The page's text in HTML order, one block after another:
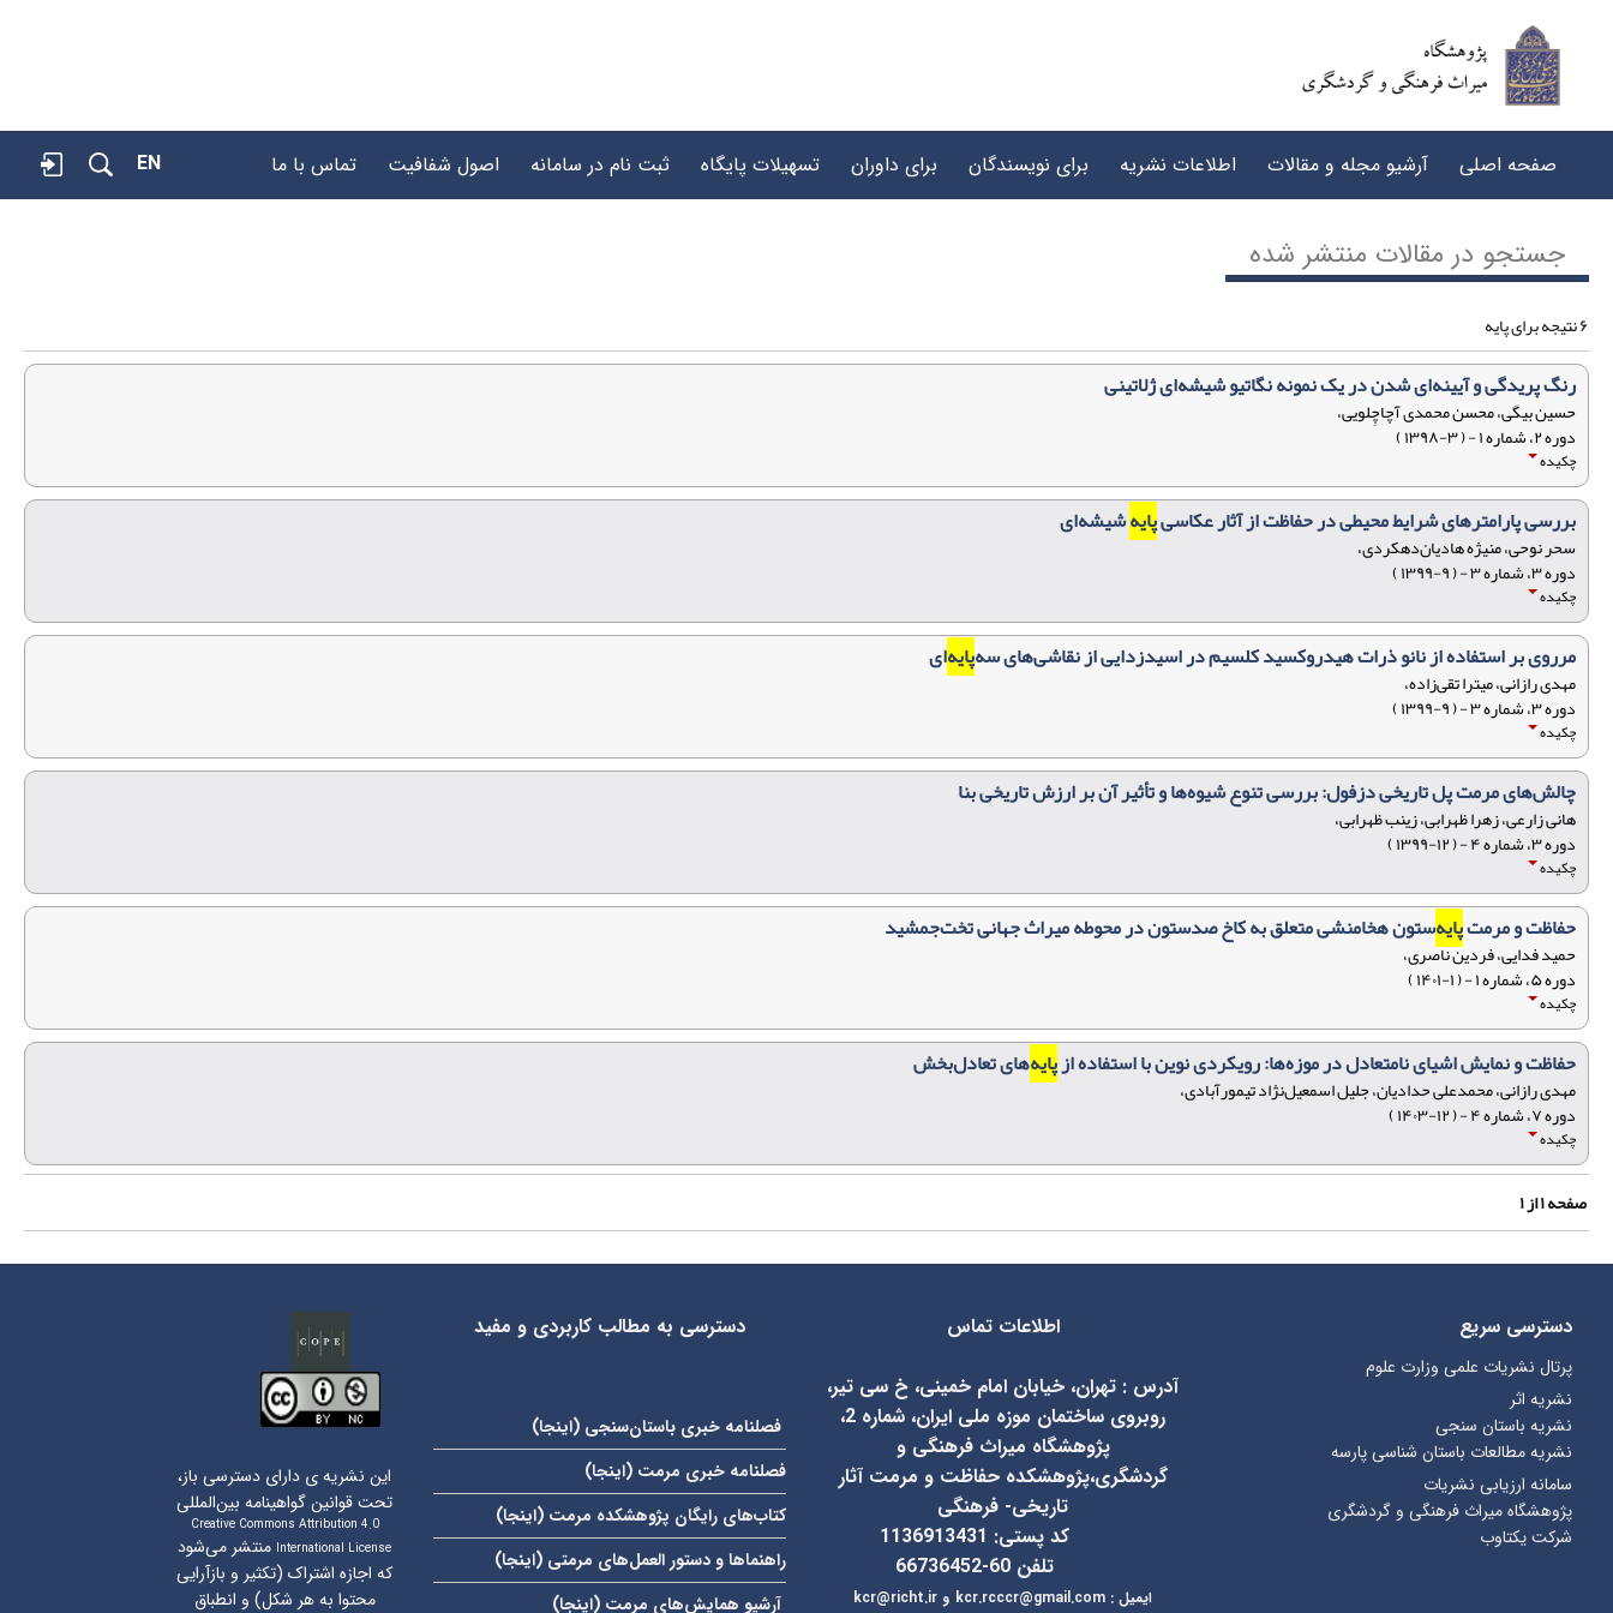
صفحه اصلی آرشیو مجله و مقالات اطلاعات نشریه برای نویسندگان برای داوران تسهیلات پایگاه ثبت نام در سامانه اصول شفافیت تماس با ما EN
جستجو در مقالات منتشر شده
۶ نتیجه برای پایه
رنگ پریدگی و آیینه‌ای شدن در یک نمونه نگاتیو شیشه‌ای ژلاتینی
حسین بیگی، محسن محمدی آچاچِلویی،
دوره ۲، شماره ۱ - ( ۳-۱۳۹۸ )
چکیده
بررسی پارامترهای شرایط محیطی در حفاظت از آثار عکاسیپایهشیشه‌ای
سحر نوحی، منیژه هادیان‌دهکردی،
دوره ۳، شماره ۳ - ( ۹-۱۳۹۹ )
چکیده
مرروی بر استفاده از نانو ذرات هیدروکسید کلسیم در اسیدزدایی از نقاشی‌ها‌ی سه‌پایه‌ای
مهدی رازانی، میترا تقی‌زاده،
دوره ۳، شماره ۳ - ( ۹-۱۳۹۹ )
چکیده
چالش‌های مرمت پل تاریخی دزفول: بررسی تنوع شیوه‌ها و تأثیر آن بر ارزش تاریخی بنا
هانی زارعی، زهرا ظهرابی، زینب ظهرابی،
دوره ۳، شماره ۴ - ( ۱۲-۱۳۹۹ )
چکیده
حفاظت و مرمتپایه‌ستون هخامنشی متعلق به کاخ صدستون در محوطه میراث جهانی تخت‌جمشید
حمید فدایی، فردین ناصری،
دوره ۵، شماره ۱ - ( ۱-۱۴۰۱ )
چکیده
حفاظت و نمایش اشیای نامتعادل در موزه‌ها: رویکردی نوین با استفاده ازپایه‌های تعادل‌بخش
مهدی رازانی، محمدعلی حدادیان، جلیل اسمعیل‌نژاد تیمورآبادی،
دوره ۷، شماره ۴ - ( ۱۲-۱۴۰۳ )
چکیده
صفحه۱از۱
دسترسی سریع
پرتال نشریات علمی وزارت علوم
نشریه اثر
نشریه باستان سنجی
نشریه مطالعات باستان شناسی پارسه
سامانه ارزیابی نشریات
پژوهشگاه میراث فرهنگی و گردشگری
شرکت یکتاوب
اطلاعات تماس
آدرس : تهران، خیابان امام خمینی، خ سی تیر،
روبروی ساختمان موزه ملی ایران، شماره 2،
پژوهشگاه میراث فرهنگی و
گردشگری،پژوهشکده حفاظت و مرمت آثار
تاریخی- فرهنگی
کد پستی: 1136913431
تلفن 60-66736452
ایمیل: و kcr.rcccr@gmail.com
دسترسی به مطالب کاربردی و مفید
فصلنامه خبری باستان‌سنجی (اینجا)
فصلنامه خبری مرمت (اینجا)
کتاب‌های رایگان پژوهشکده مرمت (اینجا)
راهنماها و دستور العمل‌های مرمتی (اینجا)
آرشیو همایش‌های مرمت (اینجا)
این نشریه ی دارای دسترسی باز،
تحت قوانین گواهینامه بین‌المللی
Creative Commons Attribution 4.0
International License منتشر می‌شود
که اجازه اشتراک (تکثیر و بازآرایی
محتوا به هر شکل) و انطباق